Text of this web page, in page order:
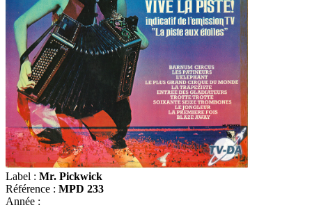
Label : Mr. Pickwick
Référence : MPD 233
Année :